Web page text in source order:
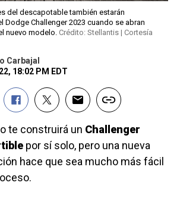
del descapotable también estarán
Dodge Challenger 2023 cuando se abran
nuevo modelo. Crédito: Stellantis | Cortesía
Carbajal
18:02 PM EDT
te construirá un Challenger
por sí solo, pero una nueva
hace que sea mucho más fácil